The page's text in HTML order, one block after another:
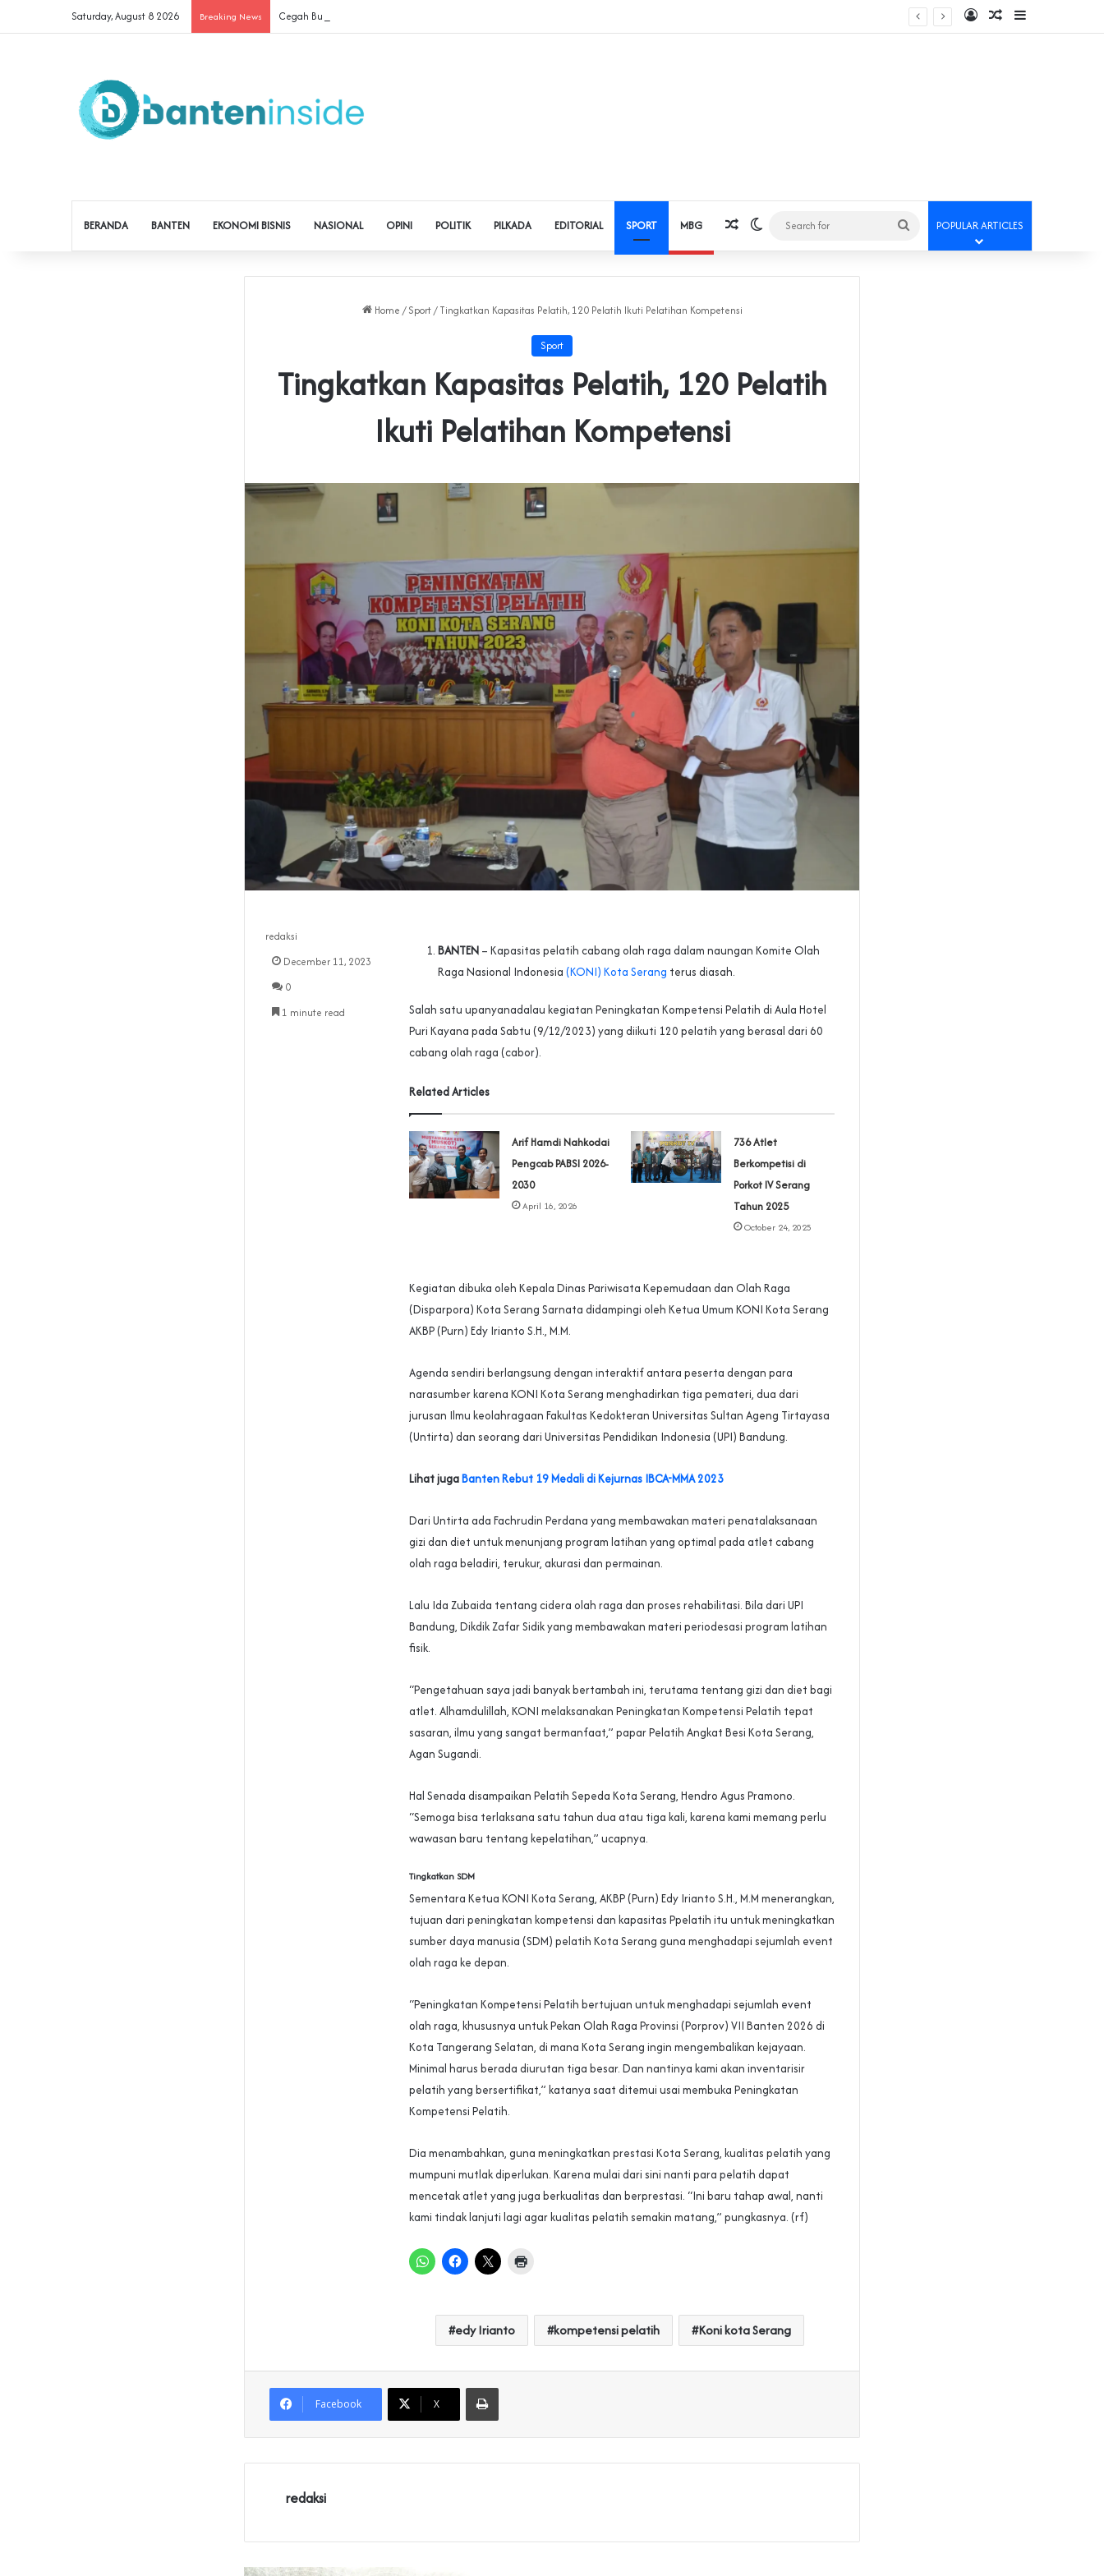
Saturday, August 8 2026 Breaking News Cegah Buruh Terjerat Judol dan Pinjol, Polda Banten Gandeng SPSI Perkuat Literasi Digital Log InRandom Article
Sidebar
BERANDA BANTEN EKONOMI BISNIS NASIONAL OPINI POLITIK PILKADA EDITORIAL SPORT MBG Random Article
Switch skin
Search
for
POPULAR ARTICLES
Home / Sport / Tingkatkan Kapasitas Pelatih, 120 Pelatih Ikuti Pelatihan Kompetensi
Sport
Tingkatkan Kapasitas Pelatih, 120 Pelatih
Ikuti Pelatihan Kompetensi
BANTEN – Kapasitas pelatih cabang olah raga dalam naungan Komite Olah
Raga Nasional Indonesia (KONI) Kota Serang terus diasah.
Salah satu upanyanadalau kegiatan Peningkatan Kompetensi Pelatih di Aula Hotel
Puri Kayana pada Sabtu (9/12/2023) yang diikuti 120 pelatih yang berasal dari 60
cabang olah raga (cabor).
Related Articles
Arif Hamdi Nahkodai
Pengcab PABSI 2026-
2030
April 16, 2026
‎736 Atlet
Berkompetisi di
Porkot IV Serang
Tahun 2025
October 24, 2025
Kegiatan dibuka oleh Kepala Dinas Pariwisata Kepemudaan dan Olah Raga
(Disparpora) Kota Serang Sarnata didampingi oleh Ketua Umum KONI Kota Serang
AKBP (Purn) Edy Irianto S.H., M.M.
Agenda sendiri berlangsung dengan interaktif antara peserta dengan para
narasumber karena KONI Kota Serang menghadirkan tiga pemateri, dua dari
jurusan Ilmu keolahragaan Fakultas Kedokteran Universitas Sultan Ageng Tirtayasa
(Untirta) dan seorang dari Universitas Pendidikan Indonesia (UPI) Bandung.
Lihat jugaBanten Rebut 19 Medali di Kejurnas IBCA-MMA 2023
Dari Untirta ada Fachrudin Perdana yang membawakan materi penatalaksanaan
gizi dan diet untuk menunjang program latihan yang optimal pada atlet cabang
olah raga beladiri, terukur, akurasi dan permainan.
Lalu Ida Zubaida tentang cidera olah raga dan proses rehabilitasi. Bila dari UPI
Bandung, Dikdik Zafar Sidik yang membawakan materi periodesasi program latihan
fisik.
“Pengetahuan saya jadi banyak bertambah ini, terutama tentang gizi dan diet bagi
atlet. Alhamdulillah, KONI melaksanakan Peningkatan Kompetensi Pelatih tepat
sasaran, ilmu yang sangat bermanfaat,” papar Pelatih Angkat Besi Kota Serang,
Agan Sugandi.
Hal Senada disampaikan Pelatih Sepeda Kota Serang, Hendro Agus Pramono.
“Semoga bisa terlaksana satu tahun dua atau tiga kali, karena kami memang perlu
wawasan baru tentang kepelatihan,” ucapnya.
Tingkatkan SDM
Sementara Ketua KONI Kota Serang, AKBP (Purn) Edy Irianto S.H., M.M menerangkan,
tujuan dari peningkatan kompetensi dan kapasitas Ppelatih itu untuk meningkatkan
sumber daya manusia (SDM) pelatih Kota Serang guna menghadapi sejumlah event
olah raga ke depan.
“Peningkatan Kompetensi Pelatih bertujuan untuk menghadapi sejumlah event
olah raga, khususnya untuk Pekan Olah Raga Provinsi (Porprov) VII Banten 2026 di
Kota Tangerang Selatan, di mana Kota Serang ingin mengembalikan kejayaan.
Minimal harus berada diurutan tiga besar. Dan nantinya kami akan inventarisir
pelatih yang bersertifikat,” katanya saat ditemui usai membuka Peningkatan
Kompetensi Pelatih.
Dia menambahkan, guna meningkatkan prestasi Kota Serang, kualitas pelatih yang
mumpuni mutlak diperlukan. Karena mulai dari sini nanti para pelatih dapat
mencetak atlet yang juga berkualitas dan berprestasi. “Ini baru tahap awal, nanti
kami tindak lanjuti lagi agar kualitas pelatih semakin matang,” pungkasnya. (rf)
edy Irianto kompetensi pelatih Koni kota Serang
redaksi
December 11, 2023
0
1 minute read
Facebook X
Print
redaksi